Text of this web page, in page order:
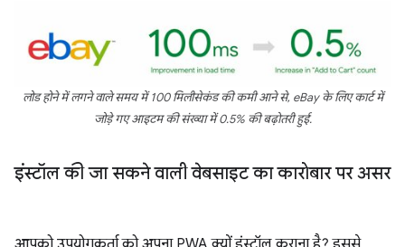
लोड होने में लगने वाले समय में 100 मिलीसेकंड की कमी आने से, eBay के लिए कार्ट में
जोड़े गए आइटम की संख्या में 0.5% की बढ़ोतरी हुई.
इंस्टॉल की जा सकने वाली वेबसाइट का कारोबार पर असर